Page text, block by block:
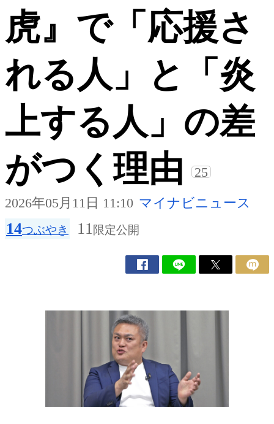
虎』で「応援さ
れる人」と「炎
上する人」の差
がつく理由
25
2026年05月11日 11:10 マイナビニュース
14つぶやき 11 限定公開